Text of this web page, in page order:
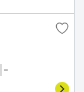
－